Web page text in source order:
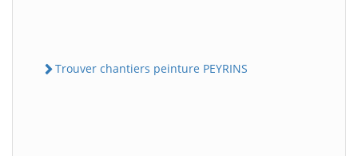
Trouver chantiers peinture PEYRINS